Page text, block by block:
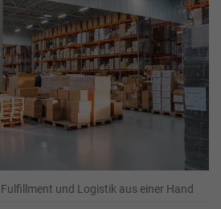
und Logistik aus einer Hand